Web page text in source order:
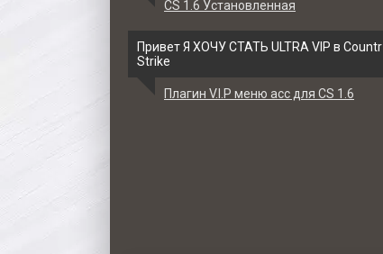
CS 1.6 Установленная
Привет Я ХОЧУ СТАТЬ ULTRA VIP в Countr
Strike
Плагин V.I.P меню acc для CS 1.6